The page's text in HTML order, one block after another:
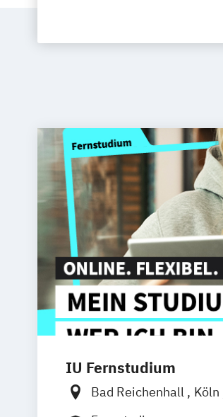
IU Fernstudium
Bad Reichenhall Köln
Frankfurt am Main